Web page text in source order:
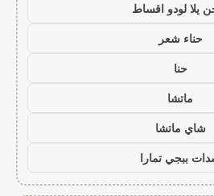
يلا لودو اقساط
حناء شعر
حنا
ماتشا
شاي ماتشا
ببجي تمارا